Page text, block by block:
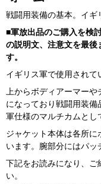
戦闘用装備の基本。イギ
■軍放出品のご購入を検
の説明文、注意文を最後
す。
イギリス軍で使用されて
上からボディアーマー
になっており戦闘用装
軍仕様のマルチカムとし
ジャケット本体は各所
います。腕部分にはパッ
下記をお読みになり、ご
い。